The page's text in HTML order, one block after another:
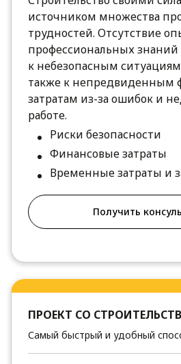
источником множества
трудностей. Отсутствие
профессиональных
к небезопасным
также к непредвиденным
затратам из-за ошибок и
работе.
Риски безопасности
Финансовые затраты
Временные затраты и
Получить
ПРОЕКТ СО
Самый быстрый и удобный